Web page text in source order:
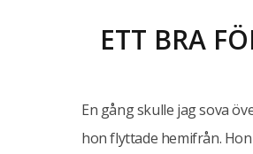
ETT BRA
En gång skulle jag sova
hon flyttade hemifrån.